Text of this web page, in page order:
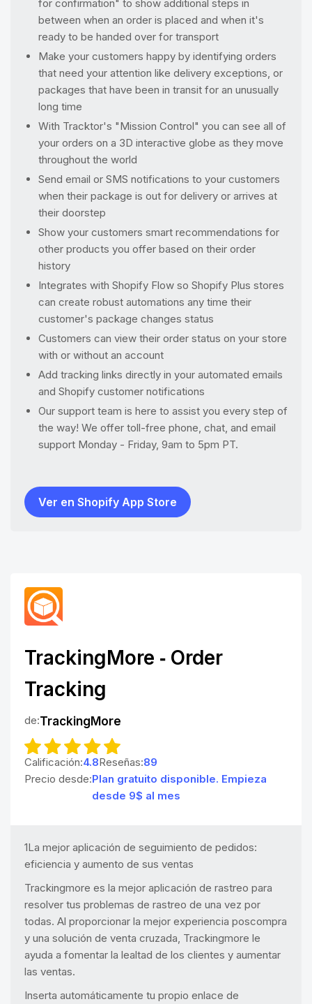
for confirmation" to show additional steps in
between when an order is placed and when it's
ready to be handed over for transport
Make your customers happy by identifying orders
that need your attention like delivery exceptions, or
packages that have been in transit for an unusually
long time
With Tracktor's "Mission Control" you can see all of
your orders on a 3D interactive globe as they move
throughout the world
Send email or SMS notifications to your customers
when their package is out for delivery or arrives at
their doorstep
Show your customers smart recommendations for
other products you offer based on their order
history
Integrates with Shopify Flow so Shopify Plus stores
can create robust automations any time their
customer's package changes status
Customers can view their order status on your store
with or without an account
Add tracking links directly in your automated emails
and Shopify customer notifications
Our support team is here to assist you every step of
the way! We offer toll-free phone, chat, and email
support Monday - Friday, 9am to 5pm PT.
Ver en Shopify App Store
TrackingMore ‑ Order
Tracking
de:TrackingMore
Calificación:4.8Reseñas:89
Precio desde:Plan gratuito disponible. Empieza
desde 9$ al mes
1La mejor aplicación de seguimiento de pedidos:
eficiencia y aumento de sus ventas
Trackingmore es la mejor aplicación de rastreo para
resolver tus problemas de rastreo de una vez por
todas. Al proporcionar la mejor experiencia poscompra
y una solución de venta cruzada, Trackingmore le
ayuda a fomentar la lealtad de los clientes y aumentar
las ventas.
Inserta automáticamente tu propio enlace de